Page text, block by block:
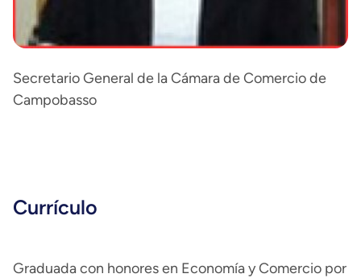
Secretario General de la Cámara de Comercio de
Campobasso
Currículo
Graduada con honores en Economía y Comercio por